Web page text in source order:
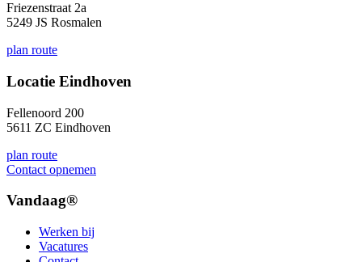
Friezenstraat 2a
5249 JS Rosmalen
plan route
Locatie Eindhoven
Fellenoord 200
5611 ZC Eindhoven
plan route
Contact opnemen
Vandaag®
Werken bij
Vacatures